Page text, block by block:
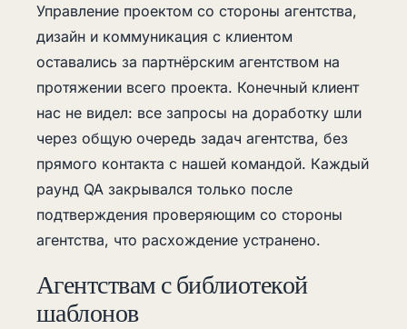
Управление проектом со стороны агентства,
дизайн и коммуникация с клиентом
оставались за партнёрским агентством на
протяжении всего проекта. Конечный клиент
нас не видел: все запросы на доработку шли
через общую очередь задач агентства, без
прямого контакта с нашей командой. Каждый
раунд QA закрывался только после
подтверждения проверяющим со стороны
агентства, что расхождение устранено.
Агентствам с библиотекой
шаблонов